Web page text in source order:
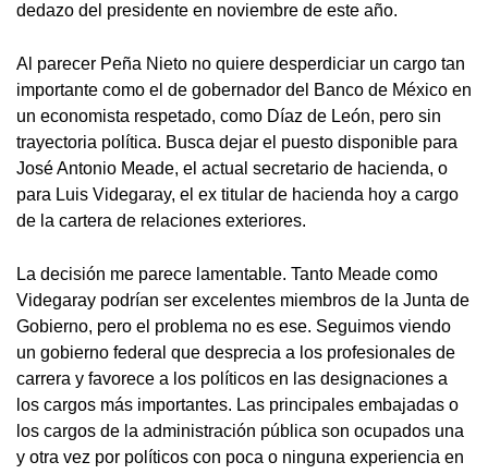
dedazo del presidente en noviembre de este año.
Al parecer Peña Nieto no quiere desperdiciar un cargo tan
importante como el de gobernador del Banco de México en
un economista respetado, como Díaz de León, pero sin
trayectoria política. Busca dejar el puesto disponible para
José Antonio Meade, el actual secretario de hacienda, o
para Luis Videgaray, el ex titular de hacienda hoy a cargo
de la cartera de relaciones exteriores.
La decisión me parece lamentable. Tanto Meade como
Videgaray podrían ser excelentes miembros de la Junta de
Gobierno, pero el problema no es ese. Seguimos viendo
un gobierno federal que desprecia a los profesionales de
carrera y favorece a los políticos en las designaciones a
los cargos más importantes. Las principales embajadas o
los cargos de la administración pública son ocupados una
y otra vez por políticos con poca o ninguna experiencia en